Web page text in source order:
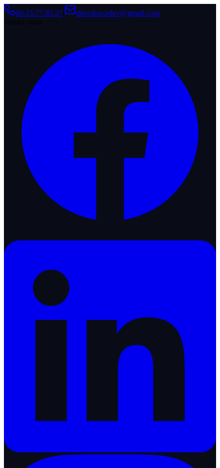
06.15.77.85.27
direction.edev@gmail.com